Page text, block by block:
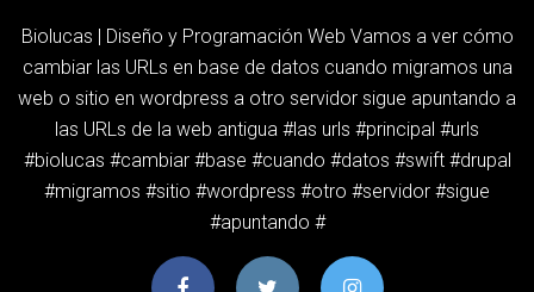
Biolucas | Diseño y Programación Web Vamos a ver cómo
cambiar las URLs en base de datos cuando migramos una
web o sitio en wordpress a otro servidor sigue apuntando a
las URLs de la web antigua #las urls #principal #urls
#biolucas #cambiar #base #cuando #datos #swift #drupal
#migramos #sitio #wordpress #otro #servidor #sigue
#apuntando #